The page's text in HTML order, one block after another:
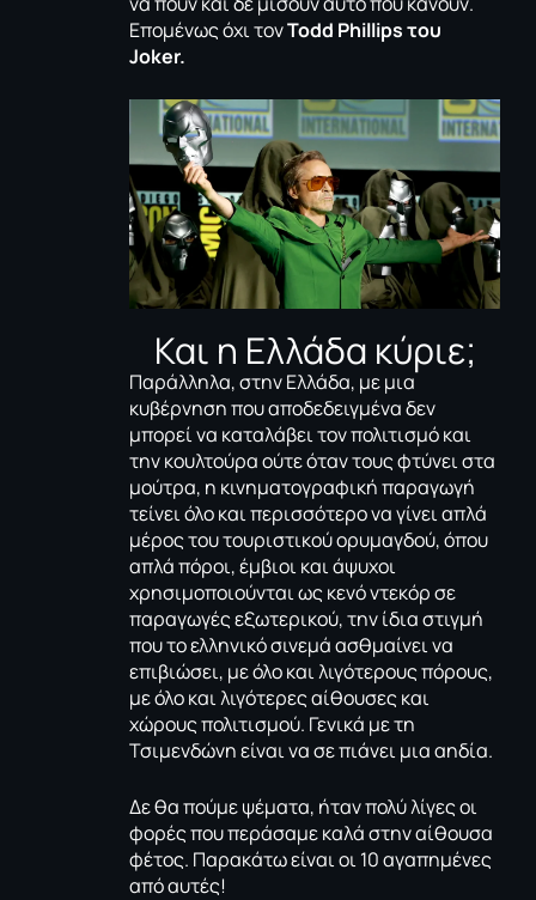
Επομένως όχι τονTodd Phillips του
Joker.
Και η Ελλάδα κύριε;
Παράλληλα, στην Ελλάδα, με μια
κυβέρνηση που αποδεδειγμένα δεν
μπορεί να καταλάβει τον πολιτισμό και
την κουλτούρα ούτε όταν τους φτύνει στα
μούτρα, η κινηματογραφική παραγωγή
τείνει όλο και περισσότερο να γίνει απλά
μέρος του τουριστικού ορυμαγδού, όπου
απλά πόροι, έμβιοι και άψυχοι
χρησιμοποιούνται ως κενό ντεκόρ σε
παραγωγές εξωτερικού, την ίδια στιγμή
που το ελληνικό σινεμά ασθμαίνει να
επιβιώσει, με όλο και λιγότερους πόρους,
με όλο και λιγότερες αίθουσες και
χώρους πολιτισμού. Γενικά με τη
Τσιμενδώνη είναι να σε πιάνει μια αηδία.
Δε θα πούμε ψέματα, ήταν πολύ λίγες οι
φορές που περάσαμε καλά στην αίθουσα
φέτος. Παρακάτω είναι οι 10 αγαπημένες
από αυτές!